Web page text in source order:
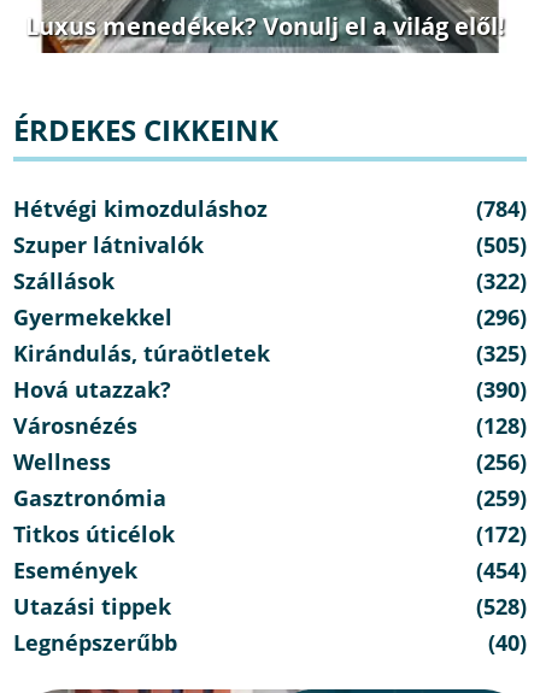
Luxus menedékek? Vonulj el a világ elől!
ÉRDEKES CIKKEINK
Hétvégi kimozduláshoz
(784)
Szuper látnivalók
(505)
Szállások
(322)
Gyermekekkel
(296)
Kirándulás, túraötletek
(325)
Hová utazzak?
(390)
Városnézés
(128)
Wellness
(256)
Gasztronómia
(259)
Titkos úticélok
(172)
Események
(454)
Utazási tippek
(528)
Legnépszerűbb
(40)